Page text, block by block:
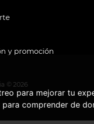
para mejorar tu
comprender de
y promoción
© 2026